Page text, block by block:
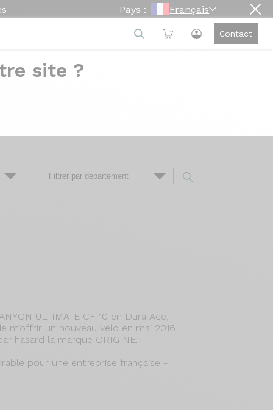
Pays : Français
Contact
site ?
du vélo à sa livraison, en passant
ULTIMATE CF 10 en Dura Ace,
m’offrir un nouveau vélo en mai 2016.
hasard la marque ORIGINE.
pour une entreprise française -